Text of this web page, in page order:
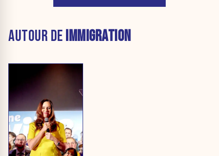
AUTOUR DEIMMIGRATION